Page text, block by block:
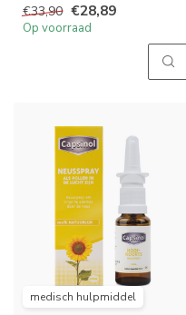
een tube R...
€33,90 €28,89
Op voorraad
medisch hulpmiddel